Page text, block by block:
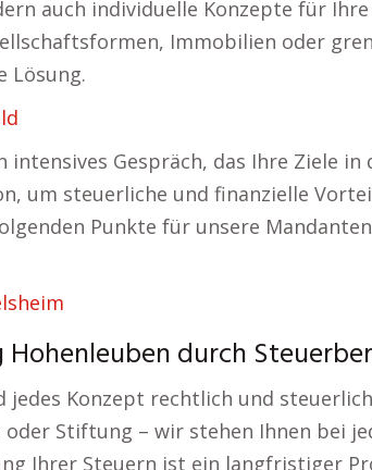
auch individuelle Konzepte für
Immobilien oder
Lösung.
intensives Gespräch, das Ihre Ziele in
um steuerliche und finanzielle
Punkte für unsere
durch
jedes Konzept rechtlich und
oder Stiftung – wir stehen Ihnen bei
Ihrer Steuern ist ein langfristiger